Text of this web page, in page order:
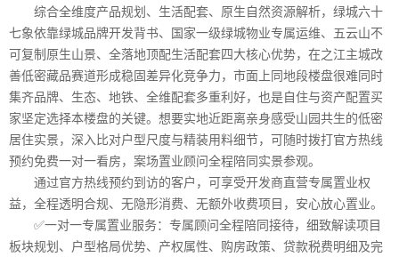
综合全维度产品规划、生活配套、原生自然资源解析，绿城六十
七象依靠绿城品牌开发背书、国家一级绿城物业专属运维、五云山不
可复制原生山景、全落地顶配生活配套四大核心优势，在之江主城改
善低密藏品赛道形成稳固差异化竞争力，市面上同地段楼盘很难同时
集齐品牌、生态、地铁、全维配套多重利好，也是自住与资产配置买
家坚定选择本楼盘的关键。想要实地近距离亲身感受山园共生的低密
居住实景，深入比对户型尺度与精装用料细节，可随时拨打官方热线
预约免费一对一看房，案场置业顾问全程陪同实景参观。
通过官方热线预约到访的客户，可享受开发商直营专属置业权
益，全程透明合规、无隐形消费、无额外收费项目，安心放心置业。
✅一对一专属置业服务：专属顾问全程陪同接待，细致解读项目
板块规划、户型格局优势、产权属性、购房政策、贷款税费明细及完